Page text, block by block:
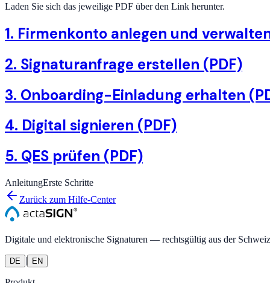
Laden Sie sich das jeweilige PDF über den Link herunter.
1. Firmenkonto anlegen und
2. Signaturanfrage erstellen (PDF)
3. Onboarding-Einladung erhalten
4. Digital signieren (PDF)
5. QES prüfen (PDF)
AnleitungErste Schritte
Zurück zum Hilfe-Center
Digitale und elektronische Signaturen — rechtsgültig aus der
DE | EN